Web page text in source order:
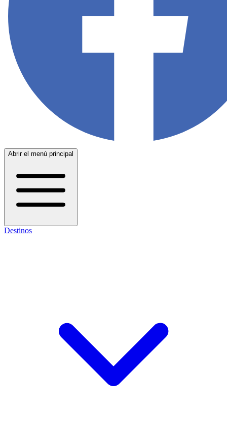
Abrir el menú principal
Destinos